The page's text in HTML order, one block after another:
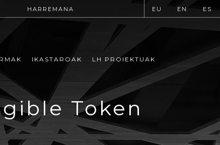
HARREMANA EU EN ES
IKASTAROAK LH PROIEKTUAK
Token